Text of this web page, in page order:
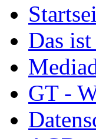
Das
GT -